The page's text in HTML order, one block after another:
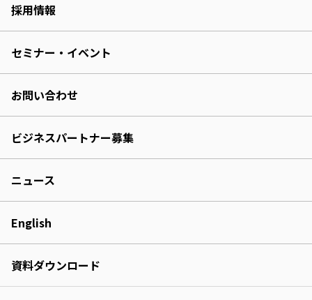
採用情報
セミナー・イベント
お問い合わせ
ビジネスパートナー募集
ニュース
English
資料ダウンロード